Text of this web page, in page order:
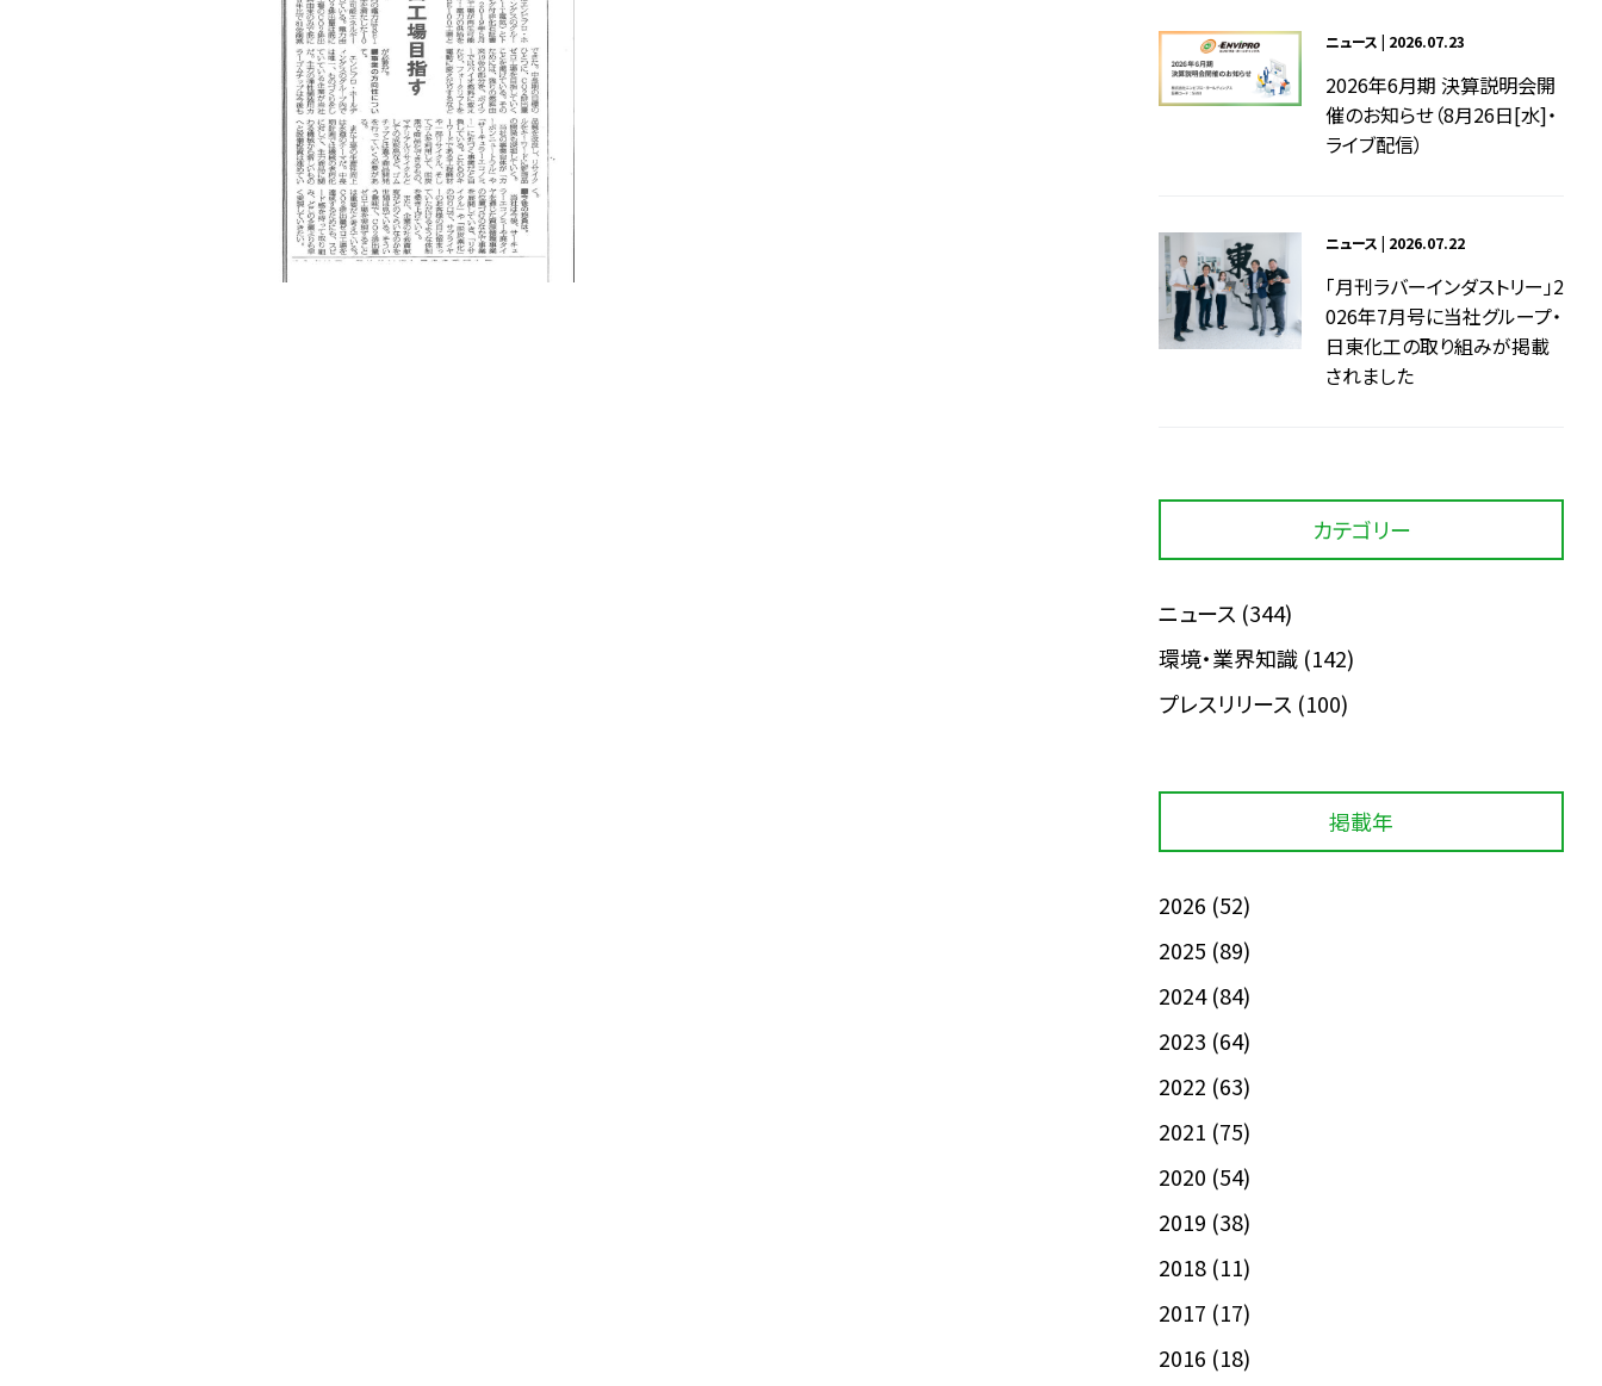
ニュース | 2026.07.23
2026年6月期 決算説明会開
催のお知らせ（8月26日[水]・
ライブ配信）
ニュース | 2026.07.22
「月刊ラバーインダストリー」2
026年7月号に当社グループ・
日東化工の取り組みが掲載
されました
カテゴリー
ニュース (344)
環境・業界知識 (142)
プレスリリース (100)
掲載年
2026 (52)
2025 (89)
2024(84)
2023 (64)
2022 (63)
2021 (75)
2020 (54)
2019 (38)
2018 (11)
2017 (17)
2016 (18)